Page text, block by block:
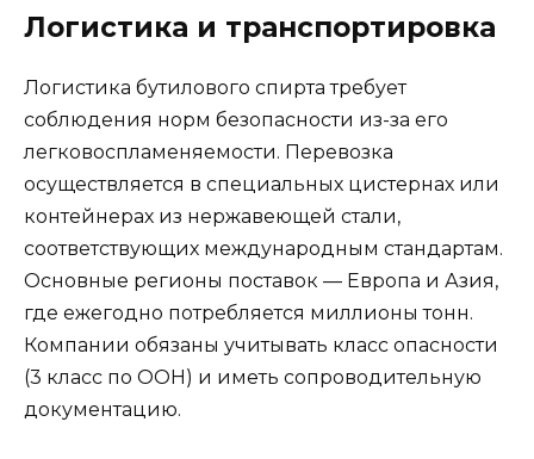
Логистика и транспортировка
Логистика бутилового спирта требует
соблюдения норм безопасности из-за его
легковоспламеняемости. Перевозка
осуществляется в специальных цистернах или
контейнерах из нержавеющей стали,
соответствующих международным стандартам.
Основные регионы поставок — Европа и Азия,
где ежегодно потребляется миллионы тонн.
Компании обязаны учитывать класс опасности
(3 класс по ООН) и иметь сопроводительную
документацию.